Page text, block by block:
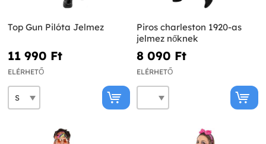
Top Gun Pilóta Jelmez
11 990 Ft‎
ELÉRHETŐ
Piros charleston 1920-as
jelmez nőknek
8 090 Ft‎
ELÉRHETŐ